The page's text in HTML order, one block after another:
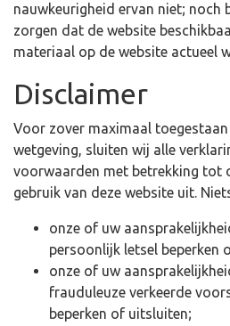
nauwkeurigheid ervan niet; noch
zorgen dat de website
materiaal op de website actueel
Disclaimer
Voor zover maximaal
wetgeving, sluiten wij alle
voorwaarden met betrekking tot
gebruik van deze website uit.
onze of uw
persoonlijk letsel beperken
onze of uw
frauduleuze verkeerde
beperken of uitsluiten;